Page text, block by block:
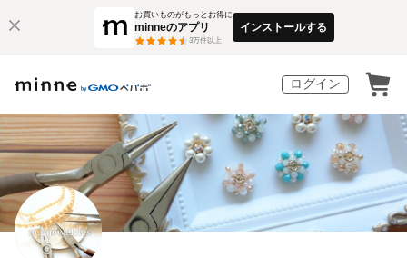
お買いものがもっとお得に
minneのアプリ
3万件以上
インストールする
ログイン